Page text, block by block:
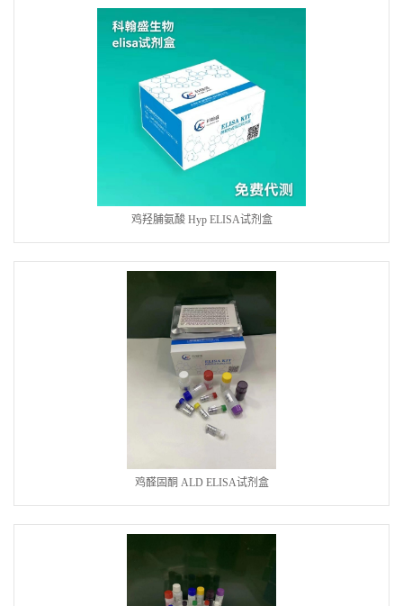
鸡羟脯氨酸 Hyp ELISA试剂盒
鸡醛固酮 ALD ELISA试剂盒